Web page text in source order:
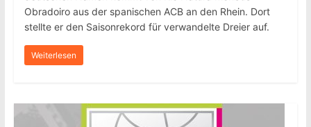
Obradoiro aus der spanischen ACB an den Rhein. Dort
stellte er den Saisonrekord für verwandelte Dreier auf.
Weiterlesen